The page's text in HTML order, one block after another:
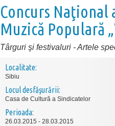
Concurs
Muzică Populară
Târguri şi festivaluri -Artele
Localitate:
Sibiu
Locul desfăşurării:
Casa de Cultură a Sindicatelor
Perioada:
26.03.2015 - 28.03.2015